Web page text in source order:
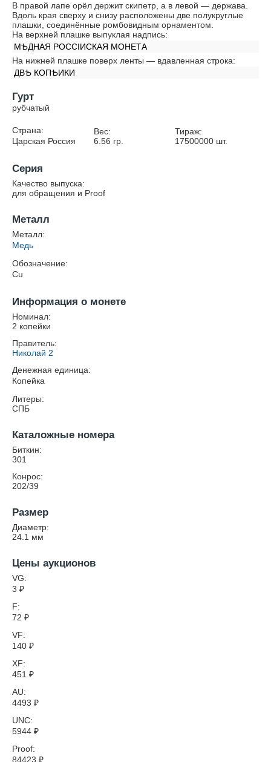
В правой лапе орёл держит скипетр, а в левой — держава.
Вдоль края сверху и снизу расположены две полукруглые
плашки, соединённые ромбовидным орнаментом.
На верхней плашке выпуклая надпись:
МѢДНАЯ РОССIИСКАЯ МОНЕТА
На нижней плашке поверх ленты — вдавленная строка:
ДВѢ КОПѢИКИ
Гурт
рубчатый
Страна:
Царская Россия
Вес:
6.56 гр.
Тираж:
17500000 шт.
Серия
Качество выпуска:
для обращения и Proof
Металл
Металл:
Медь
Обозначение:
Cu
Информация о монете
Номинал:
2 копейки
Правитель:
Николай 2
Денежная единица:
Копейка
Литеры:
СПБ
Каталожные номера
Биткин:
301
Конрос:
202/39
Размер
Диаметр:
24.1 мм
Цены аукционов
VG:
3 ₽
F:
72 ₽
VF:
140 ₽
XF:
451 ₽
AU:
4493 ₽
UNC:
5944 ₽
Proof:
84423 ₽